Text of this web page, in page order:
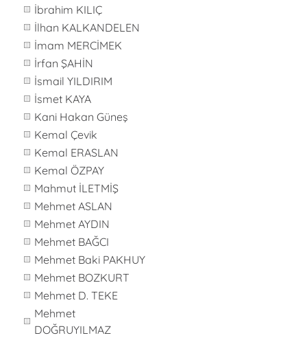
İbrahim KILIÇ
İlhan KALKANDELEN
İmam MERCİMEK
İrfan ŞAHİN
İsmail YILDIRIM
İsmet KAYA
Kani Hakan Güneş
Kemal Çevik
Kemal ERASLAN
Kemal ÖZPAY
Mahmut İLETMİŞ
Mehmet ASLAN
Mehmet AYDIN
Mehmet BAĞCI
Mehmet Baki PAKHUY
Mehmet BOZKURT
Mehmet D. TEKE
Mehmet
DOĞRUYILMAZ